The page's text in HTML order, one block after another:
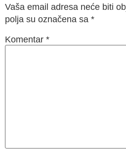
Vaša email adresa neće biti
polja su označena sa *
Komentar *